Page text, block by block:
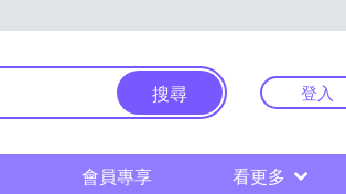
搜尋 登入
會員專享 看更多